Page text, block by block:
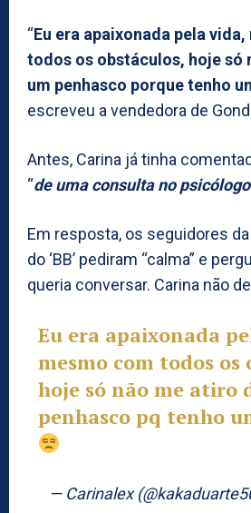
“Eu era apaixonada pela
todos os obstáculos, hoje só
um penhasco porque tenho
escreveu a vendedora de
Antes, Carina já tinha
“de uma consulta no psicólogo
Em resposta, os seguidores
do ‘BB’ pediram “calma” e
queria conversar. Carina não
Eu era apaixonada
mesmo com todos os
hoje só não me atiro
penhasco pq tenho
— Carinalex